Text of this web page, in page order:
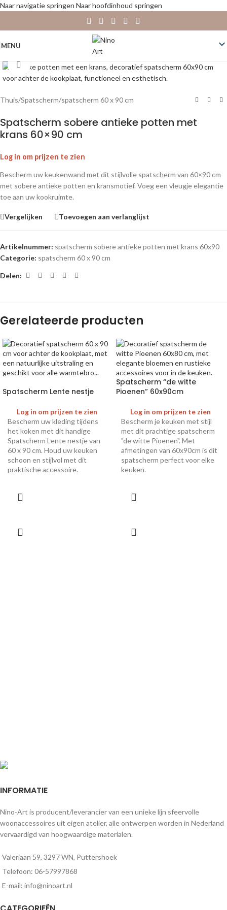
Naar navigatie springen Naar hoofdinhoud springen
MENU
Klik om te vergroten
Thuis/Spatscherm/spatscherm 60 x 90 cm
Spatscherm sobere antieke potten met
krans 60×90 cm
Log in om prijzen te zien
Bescherm uw keukenwand met dit stijlvolle spatscherm van 60×90 cm
met sobere antieke potten en kransmotief. Voeg een vleugje elegantie
toe aan uw kookruimte.
Vergelijken Toevoegen aan verlanglijst
Artikelnummer: spatscherm sobere antieke potten met krans 60x90
Categorie: spatscherm 60 x 90 cm
Delen:
Gerelateerde producten
Spatscherm Lente nestje
Log in om prijzen te zien
Bescherm uw kleding tijdens
het koken met dit handige
Spatscherm Lente nestje van
60 x 90 cm. Houd uw keuken
schoon en stijlvol met dit
praktische accessoire.
Spatscherm “de witte
Pioenen” 60x90cm
Log in om prijzen te zien
Bescherm je keuken met stijl
met dit prachtige spatscherm
"de witte Pioenen". Met
afmetingen van 60x90cm is dit
spatscherm perfect voor elke
keuken.
INFORMATIE
Nino-Art is producent/leverancier van een unieke lijn sfeervolle
woonaccessoires uit eigen atelier, alle ontwerpen worden in Nederland
vervaardigd van hoogwaardige materialen.
Valeriaan 59, 3297 WN, Puttershoek
Telefoon: 06-57997868
E-mail: info@ninoart.nl